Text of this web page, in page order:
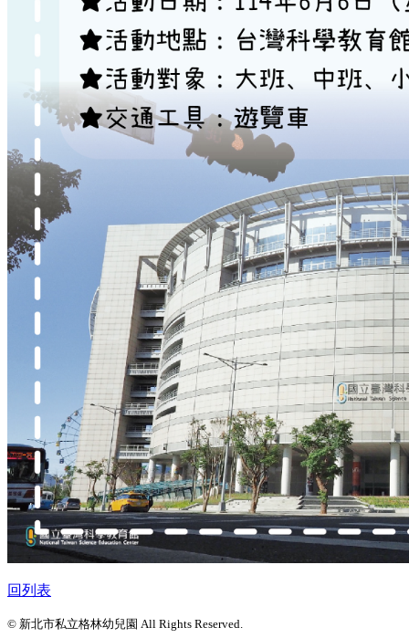
校園資料
與我聯絡
回列表
© 新北市私立格林幼兒園 All Rights Reserved.